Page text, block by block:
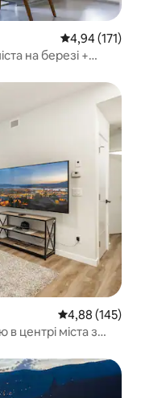
Середня
4,94 (171)
на березі +
Середня
4,88 (145)
центрі міста з